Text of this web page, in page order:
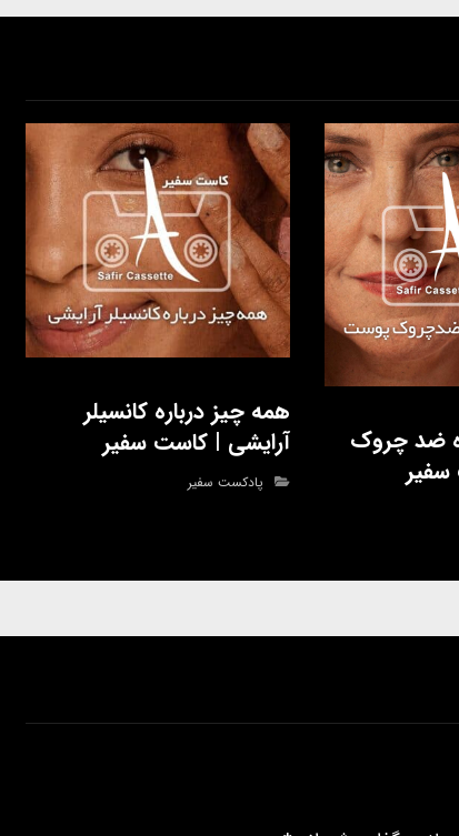
ضد چروک
همه چیز درباره کانسیلر
آرایشی | کاست سفیر
پادکست سفیر